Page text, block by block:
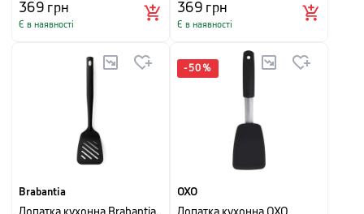
369грн
Є в наявності
369грн
Є в наявності
Brabantia
-50 %
OXO